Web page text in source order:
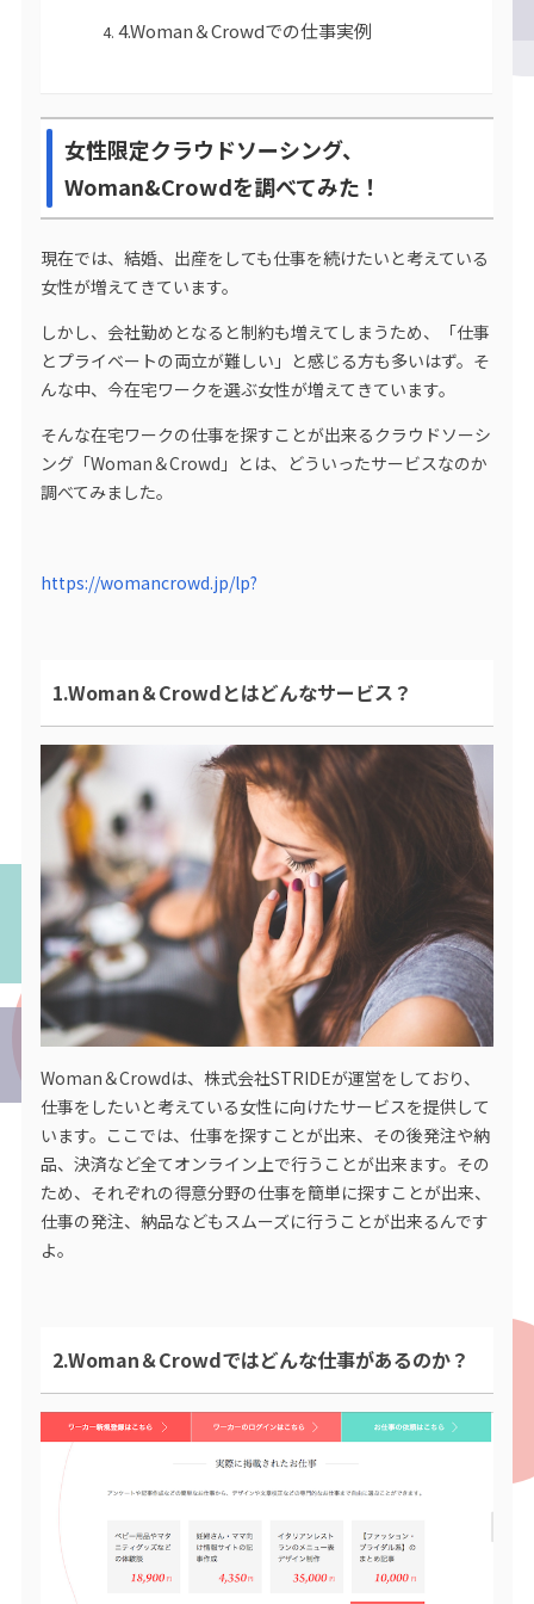
4.Woman＆Crowdでの仕事実例
女性限定クラウドソーシング、
Woman&Crowdを調べてみた！
現在では、結婚、出産をしても仕事を続けたいと考えている
女性が増えてきています。
しかし、会社勤めとなると制約も増えてしまうため、「仕事
とプライベートの両立が難しい」と感じる方も多いはず。そ
んな中、今在宅ワークを選ぶ女性が増えてきています。
そんな在宅ワークの仕事を探すことが出来るクラウドソーシ
ング「Woman＆Crowd」とは、どういったサービスなのか
調べてみました。
https://womancrowd.jp/lp?
1.Woman＆Crowdとはどんなサービス？
Woman＆Crowdは、株式会社STRIDEが運営をしており、
仕事をしたいと考えている女性に向けたサービスを提供して
います。ここでは、仕事を探すことが出来、その後発注や納
品、決済など全てオンライン上で行うことが出来ます。その
ため、それぞれの得意分野の仕事を簡単に探すことが出来、
仕事の発注、納品などもスムーズに行うことが出来るんです
よ。
2.Woman＆Crowdではどんな仕事があるのか？